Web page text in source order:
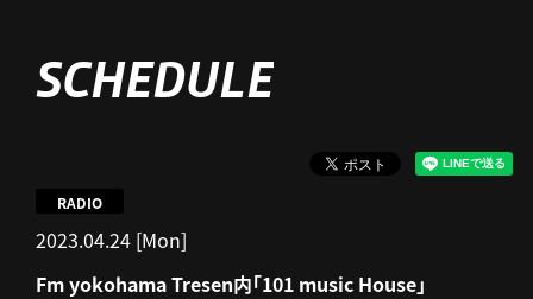
SCHEDULE
2023.04.24 [Mon]
RADIO
Fm yokohama Tresen内「101 music House」